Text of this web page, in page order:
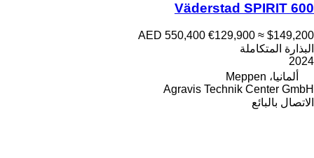
Väderstad SPIRIT 600
AED 550,400 €129,900 ≈ $149,200
البذارة المتكاملة
2024
ألمانيا، Meppen
Agravis Technik Center GmbH
الاتصال بالبائع